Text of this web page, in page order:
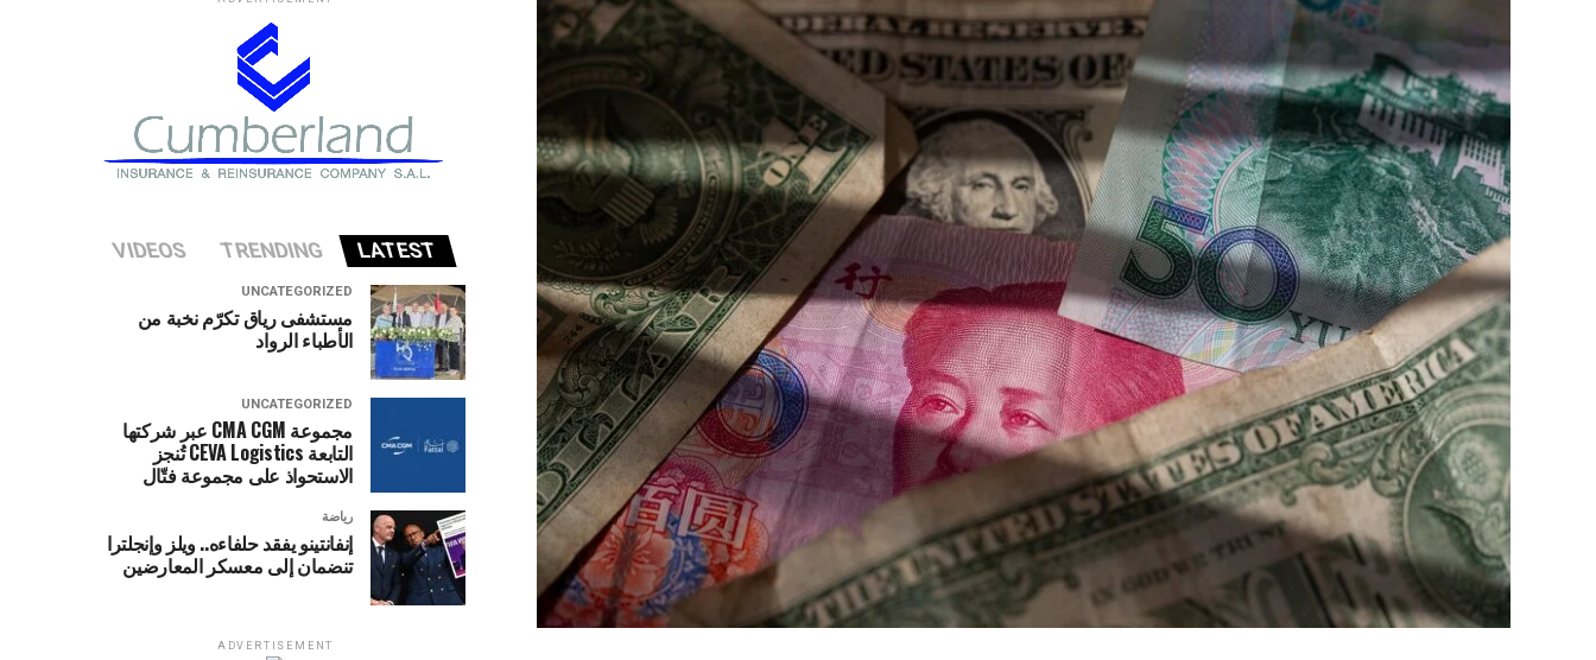
LATEST
TRENDING
VIDEOS
UNCATEGORIZED
مستشفى رياق تكرّم نخبة من
الأطباء الرواد
UNCATEGORIZED
مجموعة CMA CGM عبر شركتها
التابعة CEVA Logistics تُنجز
الاستحواذ على مجموعة فتّال
رياضة
إنفانتينو يفقد حلفاءه.. ويلز وإنجلترا
تنضمان إلى معسكر المعارضين
ADVERTISEMENT